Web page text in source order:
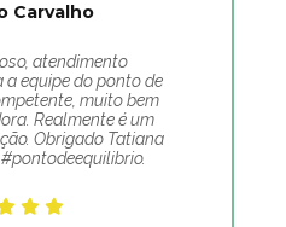
Carvalho
atendimento
equipe do ponto de
muito bem
Realmente é um
Obrigado Tatiana